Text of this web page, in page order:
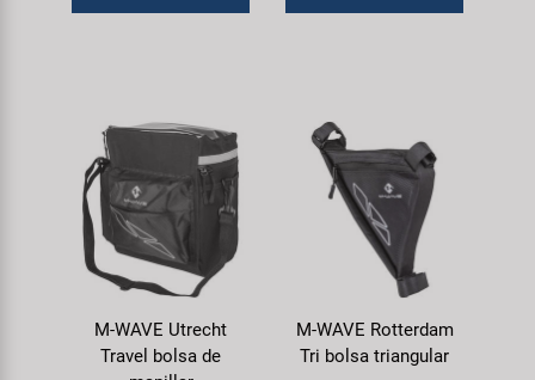
M-WAVE Utrecht
Travel bolsa de
M-WAVE Rotterdam
Tri bolsa triangular